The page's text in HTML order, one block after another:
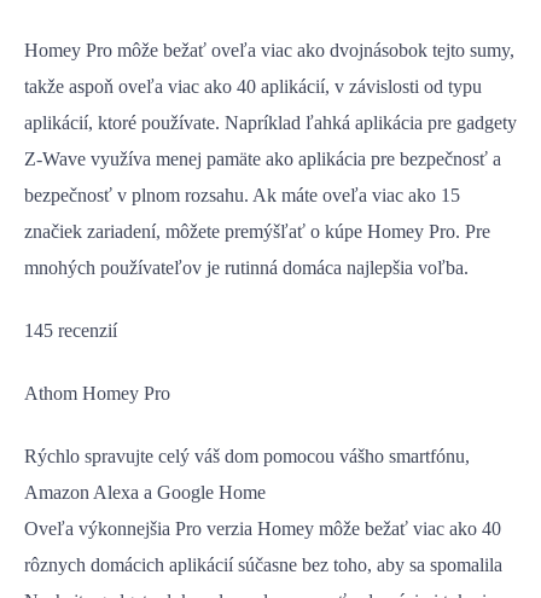
Homey Pro môže bežať oveľa viac ako dvojnásobok tejto sumy,
takže aspoň oveľa viac ako 40 aplikácií, v závislosti od typu
aplikácií, ktoré používate. Napríklad ľahká aplikácia pre gadgety
Z-Wave využíva menej pamäte ako aplikácia pre bezpečnosť a
bezpečnosť v plnom rozsahu. Ak máte oveľa viac ako 15
značiek zariadení, môžete premýšľať o kúpe Homey Pro. Pre
mnohých používateľov je rutinná domáca najlepšia voľba.
145 recenzií
Athom Homey Pro
Rýchlo spravujte celý váš dom pomocou vášho smartfónu,
Amazon Alexa a Google Home
Oveľa výkonnejšia Pro verzia Homey môže bežať viac ako 40
rôznych domácich aplikácií súčasne bez toho, aby sa spomalila